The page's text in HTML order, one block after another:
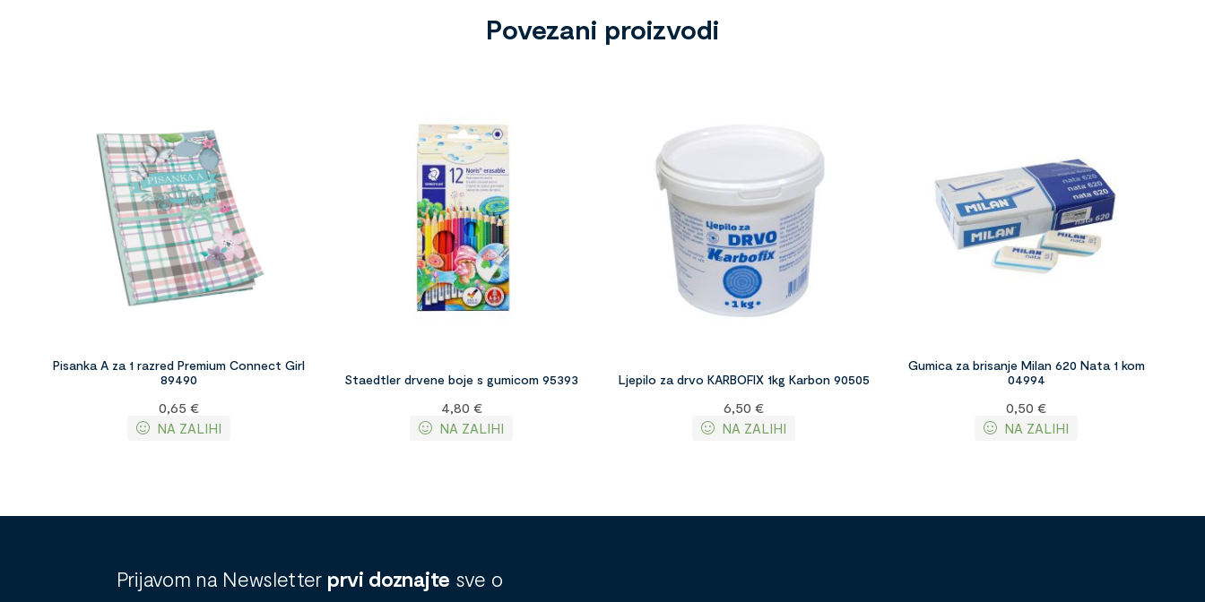
Povezani proizvodi
Pisanka A za 1 razred Premium Connect Girl
89490
0,65 €
NA ZALIHI
Staedtler drvene boje s gumicom 95393
4,80 €
NA ZALIHI
Ljepilo za drvo KARBOFIX 1kg Karbon 90505
6,50 €
NA ZALIHI
Gumica za brisanje Milan 620 Nata 1 kom
04994
0,50 €
NA ZALIHI
Prijavom na Newsletter prvi doznajte sve o